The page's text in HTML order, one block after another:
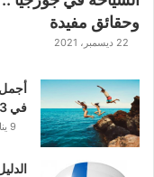
وحقائق مفيدة
22 ديسمبر، 2021
في 2023 إلى هولندا
9 يناير، 2023